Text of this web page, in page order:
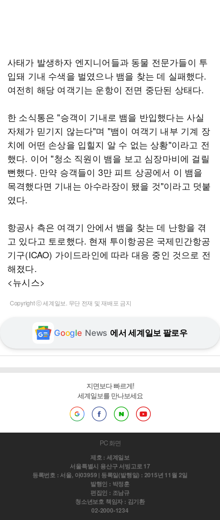
사태가 발생하자 엔지니어들과 동물 전문가들이 투
입돼 기내 수색을 벌였으나 뱀을 찾는 데 실패했다.
여전히 해당 여객기는 운항이 전면 중단된 상태다.
한 소식통은 "승객이 기내로 뱀을 반입했다는 사실
자체가 믿기지 않는다"며 "뱀이 여객기 내부 기계 장
치에 어떤 손상을 입힐지 알 수 없는 상황"이라고 전
했다. 이어 "청소 직원이 뱀을 보고 심장마비에 걸릴
뻔했다. 만약 승객들이 3만 피트 상공에서 이 뱀을
목격했다면 기내는 아수라장이 됐을 것"이라고 덧붙
였다.
항공사 측은 여객기 안에서 뱀을 찾는 데 난항을 겪
고 있다고 토로했다. 현재 투이항공은 국제민간항공
기구(ICAO) 가이드라인에 따라 대응 중인 것으로 전
해졌다.
<뉴시스>
Copyright ⓒ 세계일보. 무단 전재 및 재배포 금지
Google News 에서 세계일보 팔로우
지면보다 빠르게!
세계일보를 만나보세요
PC 화면
제호 : 세계일보
서울특별시 용산구 서빙고로 17
등록번호 : 서울, 아03959 | 등록일(발행일) : 2015년 11월 2일
발행인 : 박정훈
편집인 : 조남규
청소년보호 책임자 : 김기환
02-2000-1234